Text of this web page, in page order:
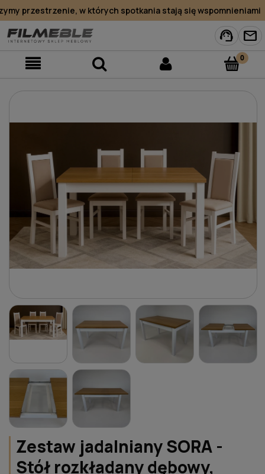
przestrzenie, w których spotkania stają się wspomnieniami
support_agent mail
Zestaw jadalniany SORA -
Stół rozkładany dębowy,